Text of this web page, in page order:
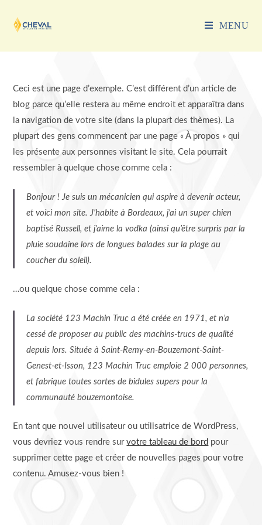
MENU
Ceci est une page d’exemple. C’est différent d’un article de
blog parce qu’elle restera au même endroit et apparaîtra dans
la navigation de votre site (dans la plupart des thèmes). La
plupart des gens commencent par une page « À propos » qui
les présente aux personnes visitant le site. Cela pourrait
ressembler à quelque chose comme cela :
Bonjour ! Je suis un mécanicien qui aspire à devenir acteur,
et voici mon site. J’habite à Bordeaux, j’ai un super chien
baptisé Russell, et j’aime la vodka (ainsi qu’être surpris par la
pluie soudaine lors de longues balades sur la plage au
coucher du soleil).
…ou quelque chose comme cela :
La société 123 Machin Truc a été créée en 1971, et n’a
cessé de proposer au public des machins-trucs de qualité
depuis lors. Située à Saint-Remy-en-Bouzemont-Saint-
Genest-et-Isson, 123 Machin Truc emploie 2 000 personnes,
et fabrique toutes sortes de bidules supers pour la
communauté bouzemontoise.
En tant que nouvel utilisateur ou utilisatrice de WordPress,
vous devriez vous rendre survotre tableau de bord pour
supprimer cette page et créer de nouvelles pages pour votre
contenu. Amusez-vous bien !